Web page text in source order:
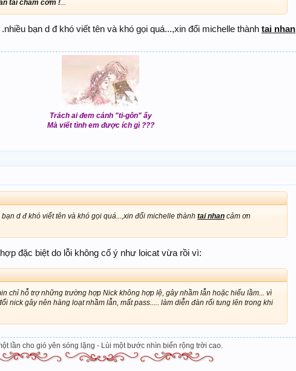
tài chấm cơm !
bạn d đ khó viết tên và khó gọi quá...,xin đổi michelle thành tai nhan
Trách ai đem cánh "ti-gôn" ấy
Mà viết tình em được ích gì ???
d đ khó viết tên và khó gọi quá...,xin đổi michelle thành tai nhan cảm ơn
đặc biệt do lỗi không cố ý như loicat vừa rồi vì:
chỉ hỗ trợ những trường hợp Nick không hợp lệ, gây nhầm lẫn hoặc hiểu lầm... vì
nick gây nên hàng loạt nhầm lẫn, mất pass..... làm diễn đàn rối tung lên trong khi
lần cho gió yên sóng lặng - Lùi một bước nhìn biển rộng trời cao.